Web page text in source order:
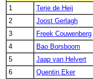
1
Terje de Heij
2
Joost Gerlagh
3
Freek Couwenberg
4
Bao Borsboom
5
Jaap van Helvert
6
Quentin Eker